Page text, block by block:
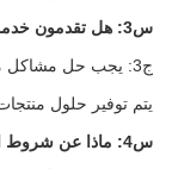
س3: هل تقدمون خدمة ما بعد البيع؟
ج3: يجب حل مشاكل ما بعد البيع على الإنترنت خلال 48 ساعة.
يتم توفير حلول
س4: ماذا عن شروط الدفع؟